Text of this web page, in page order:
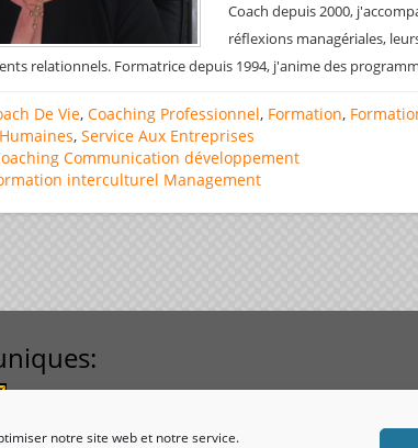
notre site web et notre service.
Coach depuis 2000,
réflexions managériales,
relationnels. Formatrice depuis 1994, j'anime des
De Vie, Coaching Professionnel, Formation,
, Service Aux Entreprises
Communication développement
interculturel Management